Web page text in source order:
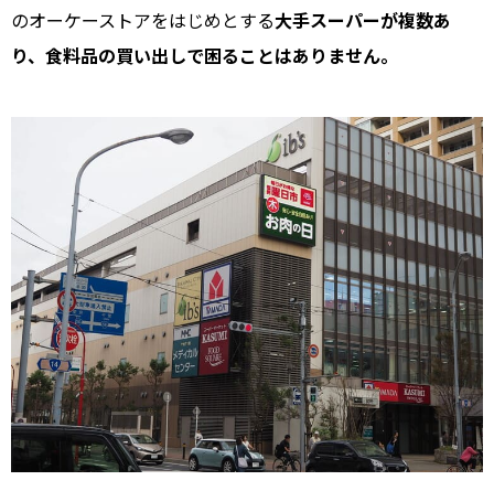
のオーケーストアをはじめとする大手スーパーが複数あ
り、食料品の買い出しで困ることはありません。